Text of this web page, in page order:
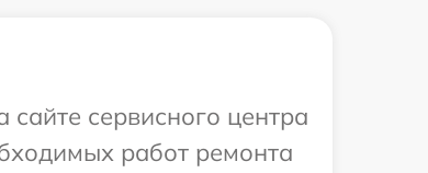
сервисного центра
работ ремонта